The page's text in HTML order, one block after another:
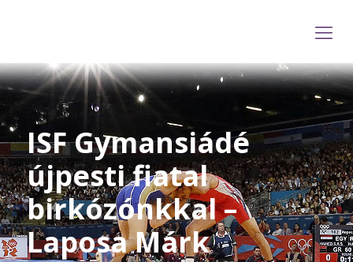
ISF Gymansiádé
újpesti fiatal
birkózónkkal –
Laposa Márk